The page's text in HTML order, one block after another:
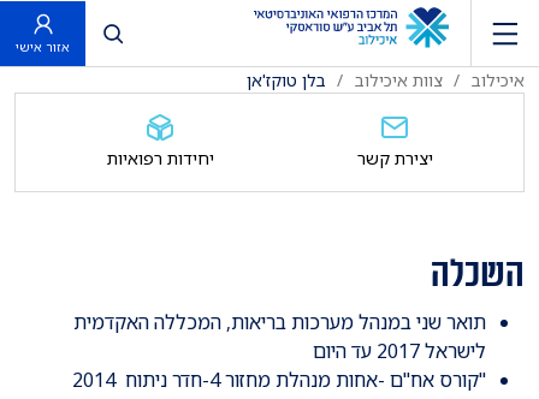
פתח חיפוש
אזור אישי
איכילוב צוות איכילוב בלן טוקז'אן
השכלה
תואר שני במנהל מערכות בריאות, המכללה האקדמית
לישראל 2017 עד היום
"קורס אח"ם -אחות מנהלת מחזור 4-חדר ניתוח 2014
יצירת קשר יחידות רפואיות